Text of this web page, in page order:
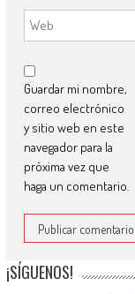
Guardar mi nombre,
correo electrónico
y sitio web en este
navegador para la
próxima vez que
haga un comentario.
¡SÍGUENOS!